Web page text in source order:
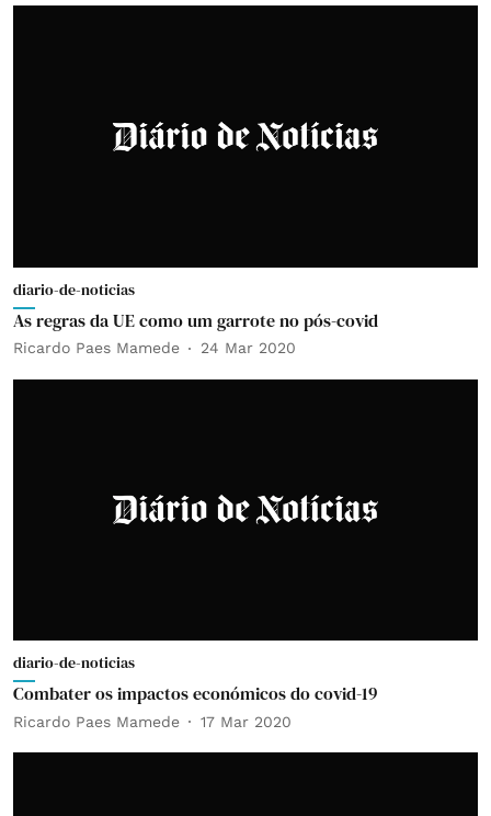
diario-de-noticias
As regras da UE como um garrote no pós-covid
Ricardo Paes Mamede 24 Mar 2020
diario-de-noticias
Combater os impactos económicos do covid-19
Ricardo Paes Mamede 17 Mar 2020